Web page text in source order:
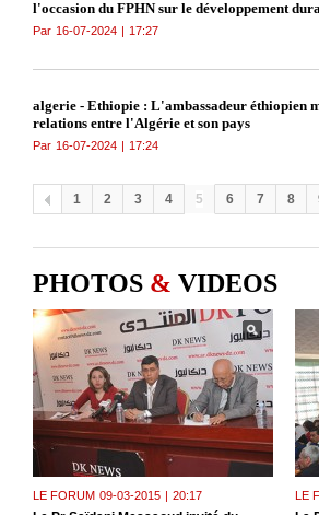
l'occasion du FPHN sur le développement
Par 16-07-2024 | 17:27
algerie - Ethiopie : L'ambassadeur éthiopien
relations entre l'Algérie et son pays
Par 16-07-2024 | 17:24
1 2 3 4 5 6 7 8
PHOTOS & VIDEOS
LE FORUM 09-03-2015 | 20:17 LE